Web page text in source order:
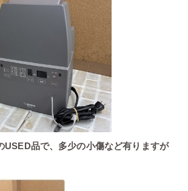
USED品で、多少の小傷など有りますが